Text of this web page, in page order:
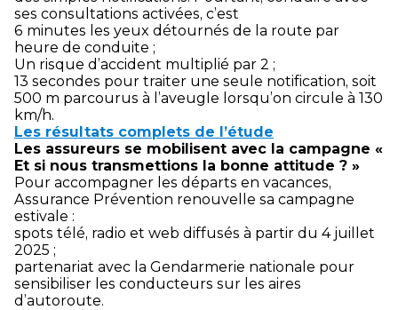
ses consultations activées, c’est
6 minutes les yeux détournés de la route par
heure de conduite ;
Un risque d’accident multiplié par 2 ;
13 secondes pour traiter une seule notification, soit
500 m parcourus à l’aveugle lorsqu’on circule à 130
km/h.
Les résultats complets de l’étude
Les assureurs se mobilisent avec la campagne «
Et si nous transmettions la bonne attitude ? »
Pour accompagner les départs en vacances,
Assurance Prévention renouvelle sa campagne
estivale :
spots télé, radio et web diffusés à partir du 4 juillet
2025 ;
partenariat avec la Gendarmerie nationale pour
sensibiliser les conducteurs sur les aires
d’autoroute.